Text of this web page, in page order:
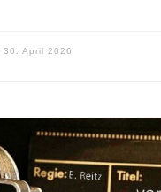
30. April 2026